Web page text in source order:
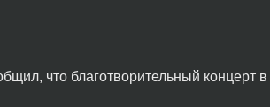
что благотворительный концерт